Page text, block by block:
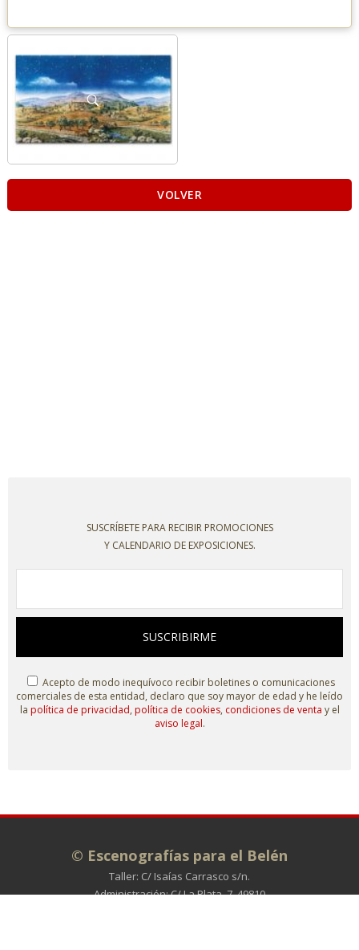
VOLVER
SUSCRÍBETE PARA RECIBIR PROMOCIONES
Y CALENDARIO DE EXPOSICIONES.
SUSCRIBIRME
Acepto de modo inequívoco recibir boletines o comunicaciones
comerciales de esta entidad, declaro que soy mayor de edad y he leído
la política de privacidad, política de cookies, condiciones de venta y el
aviso legal.
© Escenografías para el Belén
Taller: C/ Isaías Carrasco s/n.
Administración: C/ La Plata, 7. 49810